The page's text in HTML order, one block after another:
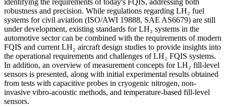
robustness and precision. While regulations regarding LH₂ fuel
systems for civil aviation (ISO/AWI 19888, SAE AS6679) are still
under development, existing standards for LH₂ systems in the
automotive sector can be combined with the requirements of modern
FQIS and current LH₂ aircraft design studies to provide insights into
the operational requirements and challenges of LH₂ FQIS systems.
In addition, an overview of measurement concepts for LH₂ fill-level
sensors is presented, along with initial experimental results obtained
from tests with capacitive probes in cryogenic nitrogen, non-
invasive vibro-acoustic methods, and temperature-based fill-level
sensors.